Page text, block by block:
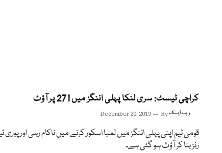
کراچی ٹیسٹ: سری لنکا پہلی اننگز میں 271 پر آؤٹ
December 20, 2019 Byویب ڈیسک
رنز بنا کر آؤٹ ہو گئی ہے۔